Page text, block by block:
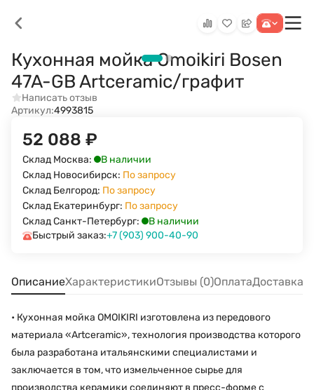
Кухонная мойка Omoikiri Bosen
47A-GB Artceramic/графит
Написать отзыв
Артикул:4993815
52 088 ₽
Склад Москва:
В наличии
Склад Новосибирск: По запросу
Склад Белгород: По запросу
Склад Екатеринбург: По запросу
Склад Санкт-Петербург:
В наличии
Быстрый заказ:+7 (903) 900-40-90
ОписаниеХарактеристикиОтзывы (0)ОплатаДоставка
• Кухонная мойка OMOIKIRI изготовлена из передового
материала «Artceramic», технология производства которого
была разработана итальянскими специалистами и
заключается в том, что измельченное сырье для
производства керамики соединяют в пресс-форме с